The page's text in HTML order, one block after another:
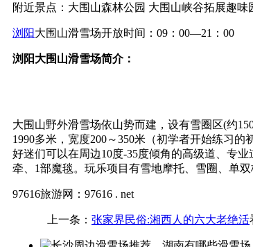
附近景点： 大围山森林公园 大围山峡谷拓展趣味
浏阳大围山滑雪场开放时间： 09：00—21：00
浏阳大围山滑雪场简介：
大围山野外滑雪场依山势而建，设有雪圈区(约
1990多米，宽度200～350米（初学者开始练习
好迷们可以在周边10度-35度倾角的高级道、专
牵、1部魔毯。玩乐项目有雪地摩托、雪圈、单双
97616旅游网：97616 . net
上一条： 张家界民俗:湘西人的六大老绝活